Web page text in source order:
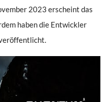
2023 erscheint das
haben die Entwickler